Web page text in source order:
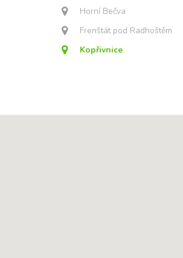
Horní Bečva
Frenštát pod Radhoštěm
Kopřivnice